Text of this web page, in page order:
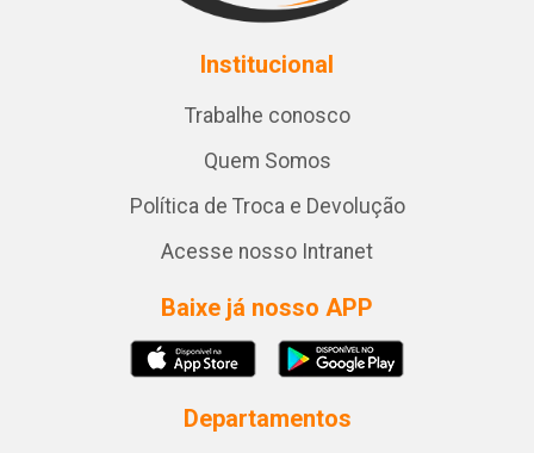
Institucional
Trabalhe conosco
Quem Somos
Política de Troca e Devolução
Acesse nosso Intranet
Baixe já nosso APP
Departamentos